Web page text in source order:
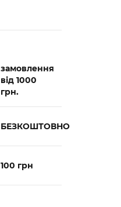
замовлення
від 1000
грн.
БЕЗКОШТОВНО
100 грн